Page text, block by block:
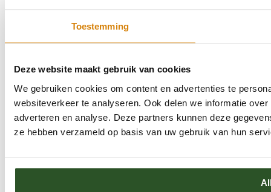
Toestemming
Deze website maakt gebruik van cookies
We gebruiken cookies om content en advertenties te
websiteverkeer te analyseren. Ook delen we informatie
adverteren en analyse. Deze partners kunnen deze
ze hebben verzameld op basis van uw gebruik van hun